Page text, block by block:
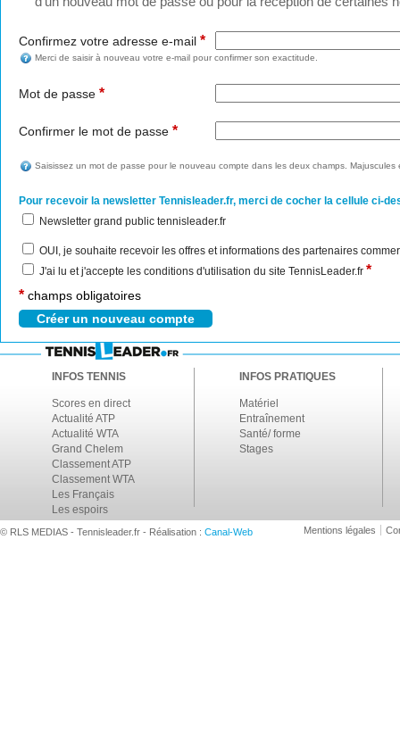
Confirmez votre adresse e-mail *
Merci de saisir à nouveau votre e-mail pour confirmer son exactitude.
Mot de passe *
Confirmer le mot de passe *
Saisissez un mot de passe pour le nouveau compte dans les deux champs. Majuscules
Pour recevoir la newsletter Tennisleader.fr, merci de cocher la cellule ci-
Newsletter grand public tennisleader.fr
OUI, je souhaite recevoir les offres et informations des partenaires
J'ai lu et j'accepte les conditions d'utilisation du site TennisLeader.fr *
* champs obligatoires
INFOS TENNIS
Scores en direct
Actualité ATP
Actualité WTA
Grand Chelem
Classement ATP
Classement WTA
Les Français
Les espoirs
INFOS PRATIQUES
Matériel
Entraînement
Santé/ forme
Stages
© RLS MEDIAS - Tennisleader.fr - Réalisation : Canal-Web Mentions légales